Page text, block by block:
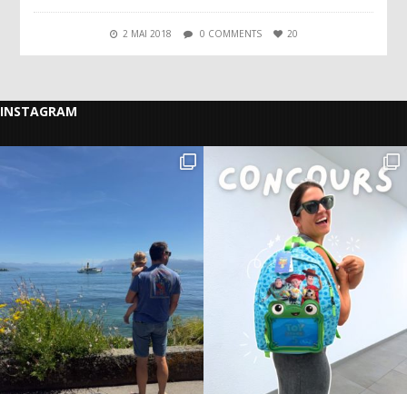
2 MAI 2018 0 COMMENTS 20
INSTAGRAM